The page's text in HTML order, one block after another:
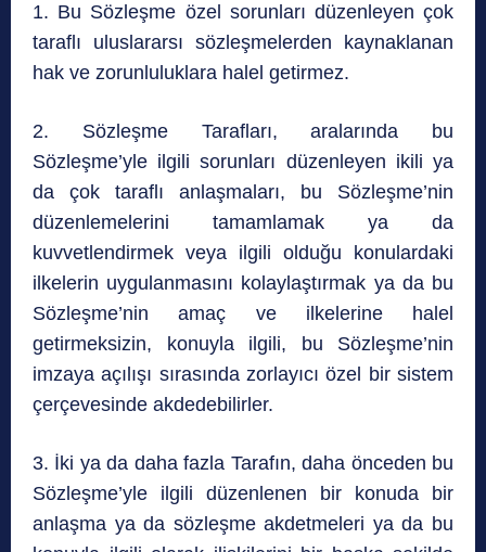
1. Bu Sözleşme özel sorunları düzenleyen çok
taraflı uluslararsı sözleşmelerden kaynaklanan
hak ve zorunluluklara halel getirmez.
2. Sözleşme Tarafları, aralarında bu
Sözleşme’yle ilgili sorunları düzenleyen ikili ya
da çok taraflı anlaşmaları, bu Sözleşme’nin
düzenlemelerini tamamlamak ya da
kuvvetlendirmek veya ilgili olduğu konulardaki
ilkelerin uygulanmasını kolaylaştırmak ya da bu
Sözleşme’nin amaç ve ilkelerine halel
getirmeksizin, konuyla ilgili, bu Sözleşme’nin
imzaya açılışı sırasında zorlayıcı özel bir sistem
çerçevesinde akdedebilirler.
3. İki ya da daha fazla Tarafın, daha önceden bu
Sözleşme’yle ilgili düzenlenen bir konuda bir
anlaşma ya da sözleşme akdetmeleri ya da bu